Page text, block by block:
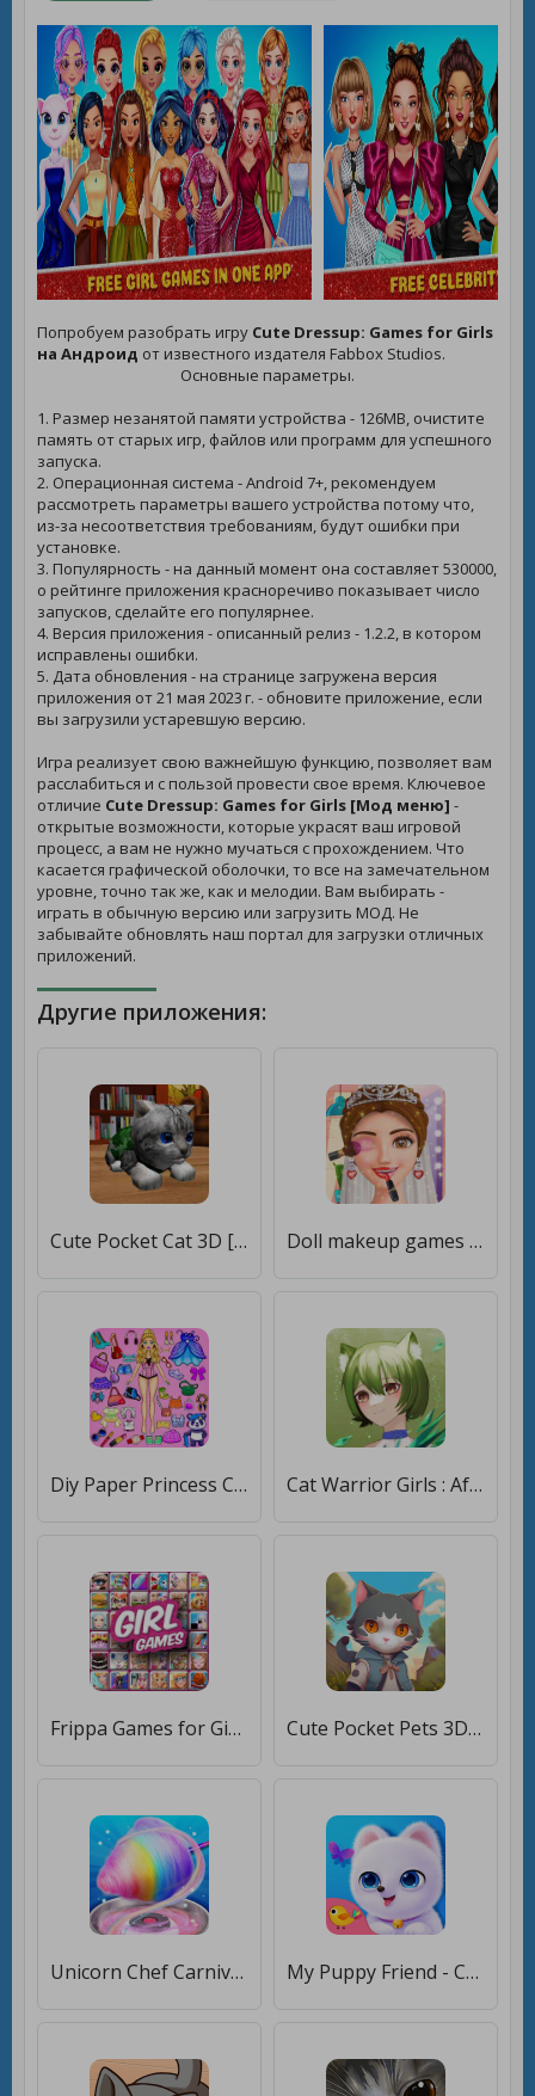
Попробуем разобрать игру Cute Dressup: Games for Girls
на Андроид от известного издателя Fabbox Studios.
Основные параметры.
1. Размер незанятой памяти устройства - 126MB, очистите
память от старых игр, файлов или программ для успешного
запуска.
2. Операционная система - Android 7+, рекомендуем
рассмотреть параметры вашего устройства потому что,
из-за несоответствия требованиям, будут ошибки при
установке.
3. Популярность - на данный момент она составляет 530000,
о рейтинге приложения красноречиво показывает число
запусков, сделайте его популярнее.
4. Версия приложения - описанный релиз - 1.2.2, в котором
исправлены ошибки.
5. Дата обновления - на странице загружена версия
приложения от 21 мая 2023 г. - обновите приложение, если
вы загрузили устаревшую версию.
Игра реализует свою важнейшую функцию, позволяет вам
расслабиться и с пользой провести свое время. Ключевое
отличие Cute Dressup: Games for Girls [Мод меню] -
открытые возможности, которые украсят ваш игровой
процесс, а вам не нужно мучаться с прохождением. Что
касается графической оболочки, то все на замечательном
уровне, точно так же, как и мелодии. Вам выбирать -
играть в обычную версию или загрузить МОД. Не
забывайте обновлять наш портал для загрузки отличных
приложений.
Другие приложения:
Cute Pocket Cat 3D [Бесплатные покупки] Doll makeup games for girls [Мод меню]
Diy Paper Princess Cute Dolls [Мод меню] Cat Warrior Girls : Afk Idle [Мод меню]
Frippa Games for Girls [Мод меню] Cute Pocket Pets 3D [Мод меню]
Unicorn Chef Carnival Fair Food: Games for Girls [Мод меню] My Puppy Friend - Cute Pet Dog Care Games [Мод меню]